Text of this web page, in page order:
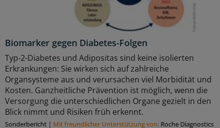
Biomarker gegen Diabetes-Folgen
Typ-2-Diabetes und Adipositas sind keine isolierten
Erkrankungen: Sie wirken sich auf zahlreiche
Organsysteme aus und verursachen viel Morbidität und
Kosten. Ganzheitliche Prävention ist möglich, wenn die
Versorgung die unterschiedlichen Organe gezielt in den
Blick nimmt und Risiken früh erkennt.
Sonderbericht | Mit freundlicher Unterstützung von: Roche Diagnostics